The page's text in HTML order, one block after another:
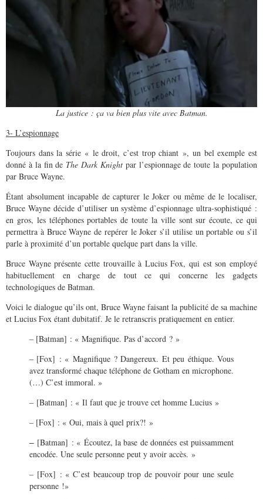
La justice : ça va bien plus vite avec Batman.
3- L’espionnage
Toujours dans la série « le droit, c’est trop chiant », un bel exemple est
donné à la fin de The Dark Knightpar l’espionnage de toute la population
par Bruce Wayne.
Étant absolument incapable de capturer le Joker ou même de le localiser,
Bruce Wayne décide d’utiliser un système d’espionnage ultra-sophistiqué :
en gros, les téléphones portables de toute la ville sont sur écoute, ce qui
permettra à Bruce Wayne de repérer le Joker s’il utilise un portable ou s’il
parle à proximité d’un portable quelque part dans la ville.
Bruce Wayne présente cette trouvaille à Lucius Fox, qui est son employé
habituellement en charge de tout ce qui concerne les gadgets
technologiques de Batman.
Voici le dialogue qu’ils ont, Bruce Wayne faisant la publicité de sa machine
et Lucius Fox étant dubitatif. Je le retranscris pratiquement en entier.
– [Batman] : « Magnifique. Pas d’accord ? »
– [Fox] : « Magnifique ? Dangereux. Et peu éthique. Vous
avez transformé chaque téléphone de Gotham en microphone.
(…) C’est immoral. »
– [Batman] : « Il faut que je trouve cet homme Lucius »
– [Fox] : « Oui, mais à quel prix?! »
– [Batman] : « Écoutez, la base de données est puissamment
encodée. Une seule personne peut y avoir accès. »
– [Fox] : « C’est beaucoup trop de pouvoir pour une seule
personne !»